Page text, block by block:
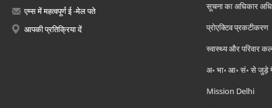
एम्स में महत्वपूर्ण ई -मेल पते
आपकी प्रतिक्रिया दें
सूचना का अधिकार
प्रोएक्टिव प्रकटीकरण
स्वास्थ्य और परिवार
अ॰ भा॰ आ॰ सं॰ से जुड़े
Mission Delhi